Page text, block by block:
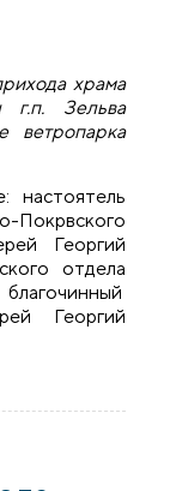
храма
г.п. Зельва
ветропарка
настоятель
Георгий
отдела
Георгий